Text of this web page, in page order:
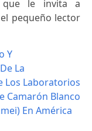
le invita a
pequeño lector
Y
La
Los Laboratorios
Camarón Blanco
En América